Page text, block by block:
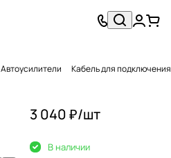
Автоусилители Кабель для
3 040 ₽/шт
В наличии